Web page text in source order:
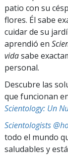
patio con su
flores. Él sabe
cuidar de su
aprendió en
vidasabe
personal.
Descubre las
que funcionan
Scientology: Un
Scientologists
todo el mundo
saludables y